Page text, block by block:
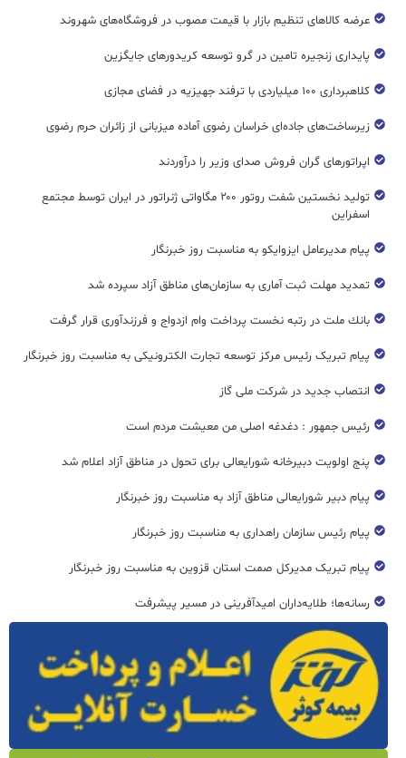
عرضه کالاهای تنظیم بازار با قیمت مصوب در فروشگاه‌های شهروند
پایداری زنجیره تامین در گرو توسعه کریدورهای جایگزین
کلاهبرداری ۱۰۰ میلیاردی با ترفند جهیزیه در فضای مجازی
زیرساخت‌های جاده‌ای خراسان رضوی آماده میزبانی از زائران حرم رضوی
اپراتورهای گران فروش صدای وزیر را درآوردند
تولید نخستین شفت روتور ۲۰۰ مگاواتی ژنراتور در ایران توسط مجتمع
اسفراین
پیام مدیرعامل ایزوایکو به مناسبت روز خبرنگار
تمدید مهلت ثبت آماری به سازمان‌های مناطق آزاد سپرده شد
بانك ملت در رتبه نخست پرداخت وام ازدواج و فرزندآوری قرار گرفت
پیام تبریک رئیس مرکز توسعه تجارت الکترونیکی به مناسبت روز خبرنگار
انتصاب جدید در شرکت ملی گاز
رئیس جمهور : دغدغه اصلی من معیشت مردم است
پنج اولویت دبیرخانه شورایعالی برای تحول در مناطق آزاد اعلام شد
پیام دبیر شورایعالی مناطق آزاد به مناسبت روز خبرنگار
پیام رئیس سازمان راهداری به مناسبت روز خبرنگار
پیام تبریک مدیرکل صمت استان قزوین به مناسبت روز خبرنگار
رسانه‌ها؛ طلایه‌داران امیدآفرینی در مسیر پیشرفت